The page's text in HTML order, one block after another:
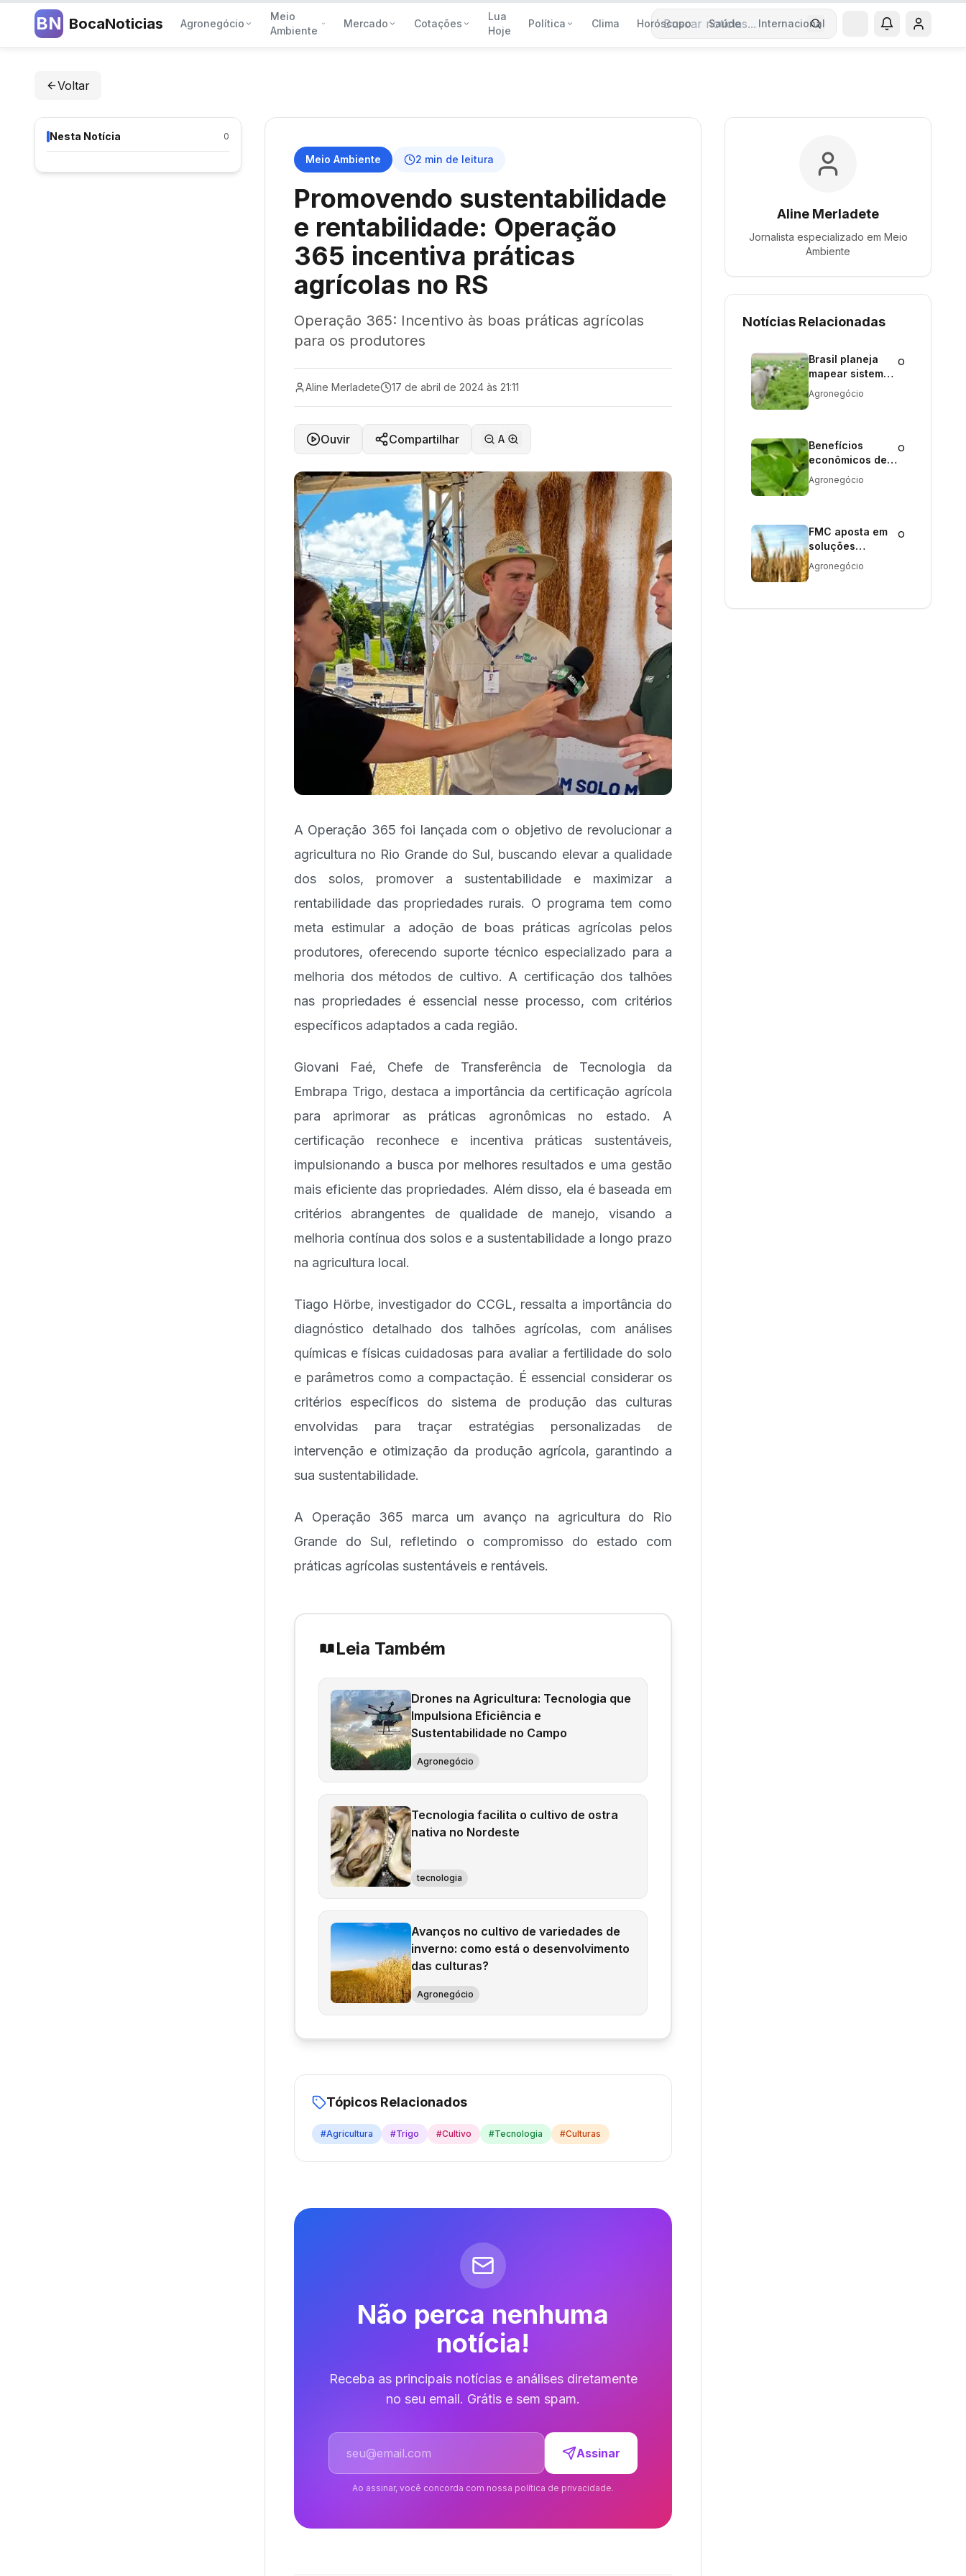
BN BocaNoticias Agronegócio
Meio
Ambiente
Mercado Cotações
Lua
Hoje
Política Clima Horóscopo Saúde Internacional
Buscar notícias
Voltar
Nesta Notícia 0
Meio Ambiente 2 min de leitura
Promovendo sustentabilidade
e rentabilidade: Operação
365 incentiva práticas
agrícolas no RS
Operação 365: Incentivo às boas práticas agrícolas
para os produtores
Aline Merladete 17 de abril de 2024 às 21:11
Ouvir Compartilhar A
A Operação 365 foi lançada com o objetivo de revolucionar a
agricultura no Rio Grande do Sul, buscando elevar a qualidade
dos solos, promover a sustentabilidade e maximizar a
rentabilidade das propriedades rurais. O programa tem como
meta estimular a adoção de boas práticas agrícolas pelos
produtores, oferecendo suporte técnico especializado para a
melhoria dos métodos de cultivo. A certificação dos talhões
nas propriedades é essencial nesse processo, com critérios
específicos adaptados a cada região.
Giovani Faé, Chefe de Transferência de Tecnologia da
Embrapa Trigo, destaca a importância da certificação agrícola
para aprimorar as práticas agronômicas no estado. A
certificação reconhece e incentiva práticas sustentáveis,
impulsionando a busca por melhores resultados e uma gestão
mais eficiente das propriedades. Além disso, ela é baseada em
critérios abrangentes de qualidade de manejo, visando a
melhoria contínua dos solos e a sustentabilidade a longo prazo
na agricultura local.
Tiago Hörbe, investigador do CCGL, ressalta a importância do
diagnóstico detalhado dos talhões agrícolas, com análises
químicas e físicas cuidadosas para avaliar a fertilidade do solo
e parâmetros como a compactação. É essencial considerar os
critérios específicos do sistema de produção das culturas
envolvidas para traçar estratégias personalizadas de
intervenção e otimização da produção agrícola, garantindo a
sua sustentabilidade.
A Operação 365 marca um avanço na agricultura do Rio
Grande do Sul, refletindo o compromisso do estado com
práticas agrícolas sustentáveis e rentáveis.
Leia Também
Drones na Agricultura: Tecnologia que
Impulsiona Eficiência e
Sustentabilidade no Campo
Agronegócio
Tecnologia facilita o cultivo de ostra
nativa no Nordeste
tecnologia
Avanços no cultivo de variedades de
inverno: como está o desenvolvimento
das culturas?
Agronegócio
Tópicos Relacionados
#Agricultura #Trigo #Cultivo #Tecnologia #Culturas
Não perca nenhuma
notícia!
Receba as principais notícias e análises diretamente
no seu email. Grátis e sem spam.
Endereço de email
Assinar
Ao assinar, você concorda com nossa política de privacidade.
Aline Merladete
Jornalista especializado em Meio
Ambiente
Notícias Relacionadas
Brasil planeja
mapear sistemas
integrados de
forma remota
Agronegócio
o
Benefícios
econômicos de
USD 30 bilhões:
transgênicos no
Agronegócio
o
FMC aposta em
soluções
exclusivas para
o público da
Agronegócio
o